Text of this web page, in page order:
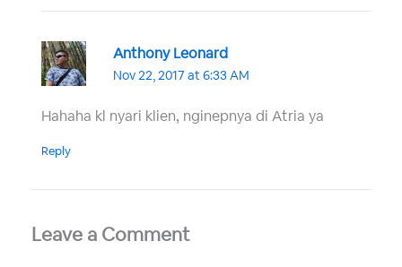
Anthony Leonard
Nov 22, 2017 at 6:33 AM
Hahaha kl nyari klien, nginepnya di Atria ya
Reply
Leave a Comment